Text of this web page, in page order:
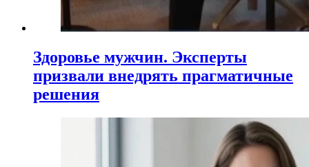
Здоровье мужчин. Эксперты
призвали внедрять прагматичные
решения